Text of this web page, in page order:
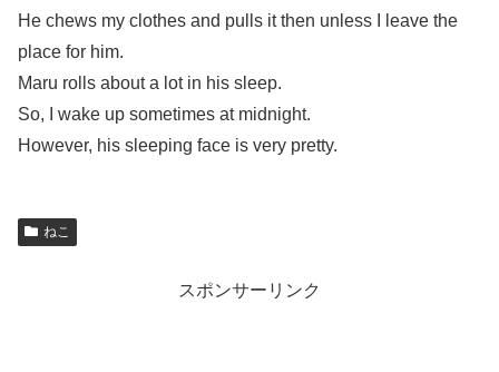
He chews my clothes and pulls it then unless I leave the
place for him.
Maru rolls about a lot in his sleep.
So, I wake up sometimes at midnight.
However, his sleeping face is very pretty.
ねこ
スポンサーリンク